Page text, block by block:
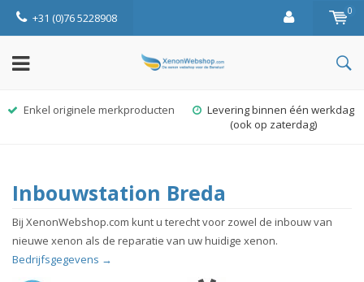
+31 (0)76 5228908 0
Enkel originele merkproducten
Levering binnen één werkdag
(ook op zaterdag)
Inbouwstation Breda
Bij XenonWebshop.com kunt u terecht voor zowel de inbouw van
nieuwe xenon als de reparatie van uw huidige xenon.
Bedrijfsgegevens →